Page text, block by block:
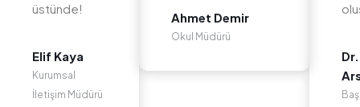
üstünde!
Elif Kaya
Kurumsal
İletişim Müdürü
Ahmet Demir
Okul Müdürü